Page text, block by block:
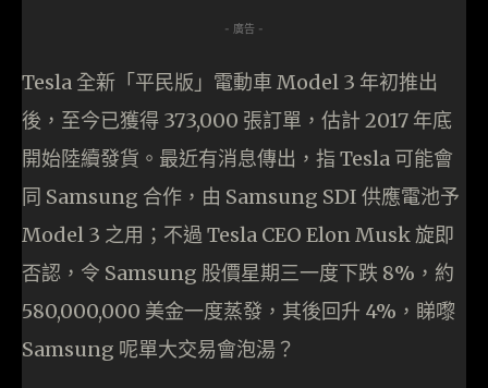
- 廣告 -
Tesla 全新「平民版」電動車 Model 3 年初推出
後，至今已獲得 373,000 張訂單，估計 2017 年底
開始陸續發貨。最近有消息傳出，指 Tesla 可能會
同 Samsung 合作，由 Samsung SDI 供應電池予
Model 3 之用；不過 Tesla CEO Elon Musk 旋即
否認，令 Samsung 股價星期三一度下跌 8%，約
580,000,000 美金一度蒸發，其後回升 4%，睇嚟
Samsung 呢單大交易會泡湯？